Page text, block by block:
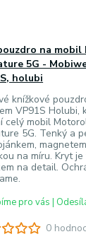
0
na
5G -
holubi
knížkové
VP91S Holubi,
celý mobil
5G. Tenký a
na míru. Kryt
na detail.
pro vás |